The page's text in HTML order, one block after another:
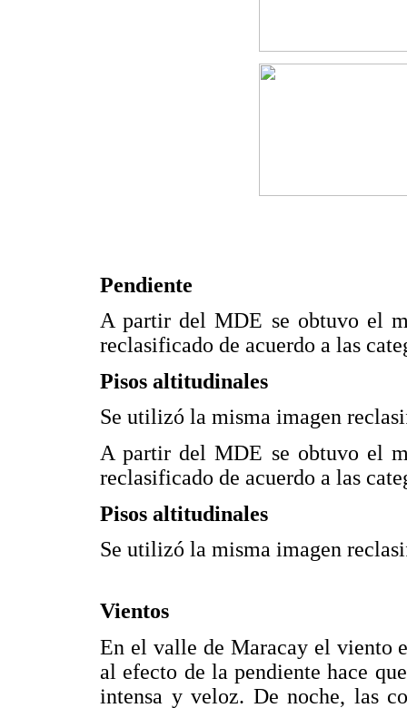
Pendiente
A partir del MDE se obtuvo el
reclasificado de acuerdo a las
Pisos altitudinales
Se utilizó la misma imagen
A partir del MDE se obtuvo el
reclasificado de acuerdo a las
Pisos altitudinales
Se utilizó la misma imagen
Vientos
En el valle de Maracay el viento
al efecto de la pendiente hace
intensa y veloz. De noche, las